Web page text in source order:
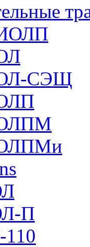
СЭЩ
П